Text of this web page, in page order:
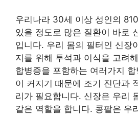
우리나라 30세 이상 성인의
있을 정도로 많은 질환이 바로
입니다. 우리 몸의 필터인 신장
지를 위해 투석과 이식을 고려
합병증을 포함하는 여러가지
이 커지기 때문에 조기 진단과
리가 필요합니다. 신장은 우리
같은 역할을 합니다. 콩팥은 우